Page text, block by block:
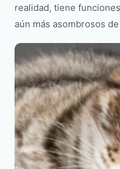
realidad, tiene
aún más asombrosos